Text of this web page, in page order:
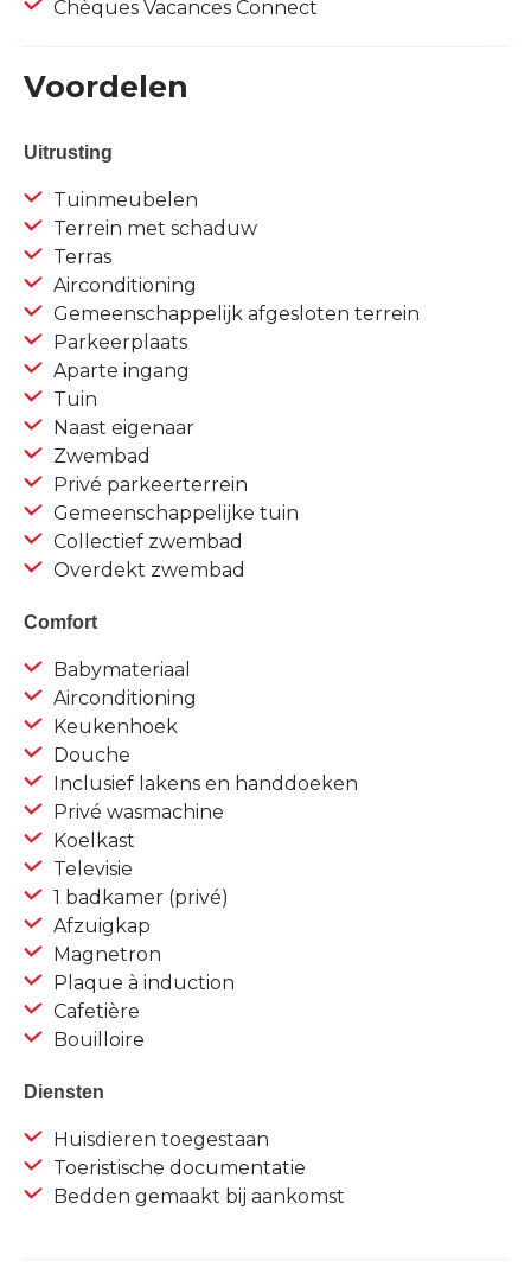
Chèques Vacances Connect
Voordelen
Uitrusting
Tuinmeubelen
Terrein met schaduw
Terras
Airconditioning
Gemeenschappelijk afgesloten terrein
Parkeerplaats
Aparte ingang
Tuin
Naast eigenaar
Zwembad
Privé parkeerterrein
Gemeenschappelijke tuin
Collectief zwembad
Overdekt zwembad
Comfort
Babymateriaal
Airconditioning
Keukenhoek
Douche
Inclusief lakens en handdoeken
Privé wasmachine
Koelkast
Televisie
1 badkamer (privé)
Afzuigkap
Magnetron
Plaque à induction
Cafetière
Bouilloire
Diensten
Huisdieren toegestaan
Toeristische documentatie
Bedden gemaakt bij aankomst